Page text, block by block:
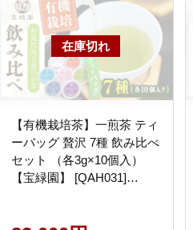
【有機栽培茶】一煎茶 ティ
ーバッグ 贅沢 7種 飲み比べ
セット （各3g×10個入）
【宝緑園】 [QAH031]